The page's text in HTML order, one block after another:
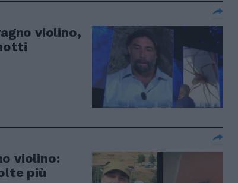
violino,
violino:
più